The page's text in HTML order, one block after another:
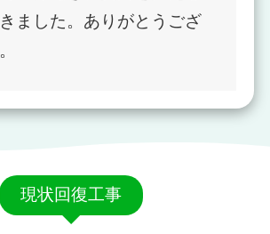
ました。ありがとうござ
現状回復工事